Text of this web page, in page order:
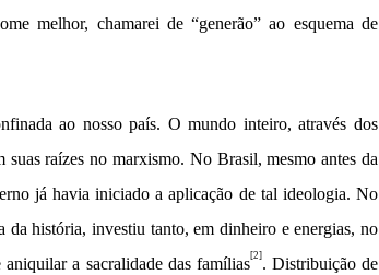
melhor, chamarei de “generão” ao esquema de
ao nosso país. O mundo inteiro, através dos
suas raízes no marxismo. No Brasil, mesmo antes da
já havia iniciado a aplicação de tal ideologia. No
da história, investiu tanto, em dinheiro e energias, no
a sacralidade das famílias[2]. Distribuição de